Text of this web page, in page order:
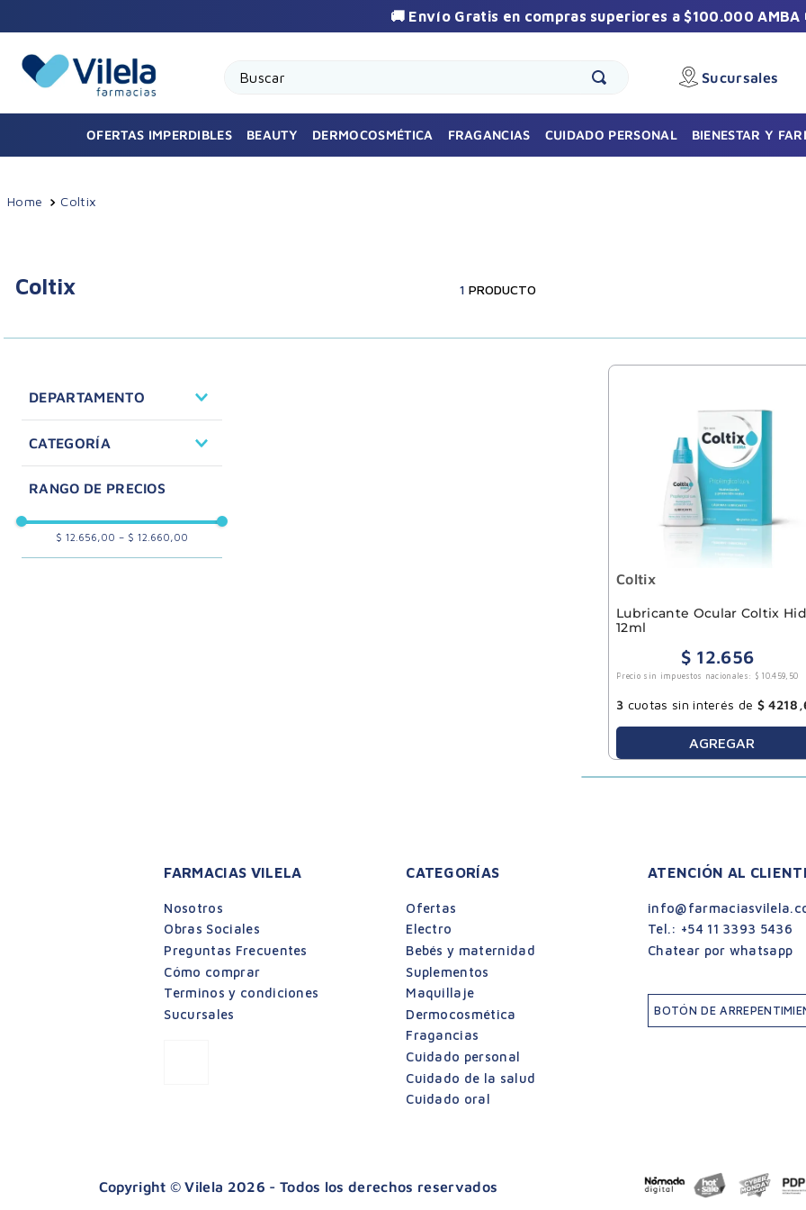
🚚 Envío Gratis en compras superiores a $100.000 AMBA
Sucursales
OFERTAS IMPERDIBLES BEAUTY DERMOCOSMÉTICA FRAGANCIAS CUIDADO PERSONAL BIENESTAR Y
Coltix
Coltix 1PRODUCTO
DEPARTAMENTO
CATEGORÍA
$ 12.656,00 – $ 12.660,00
Coltix
Lubricante Ocular Coltix
12ml
$ 12.656
Precio sin impuestos nacionales: $ 10.459, 50
3 cuotas sin interés de $ 4218 ,
AGREGAR
FARMACIAS VILELA
Nosotros
Obras Sociales
Preguntas Frecuentes
Cómo comprar
Terminos y condiciones
Sucursales
CATEGORÍAS
Ofertas
Electro
Bebés y maternidad
Suplementos
Maquillaje
Dermocosmética
Fragancias
Cuidado personal
Cuidado de la salud
Cuidado oral
ATENCIÓN AL
Tel.: +54 11 3393 5436
Chatear por whatsapp
BOTÓN DE
Copyright © Vilela 2026 - Todos los derechos reservados
🎁 Sumate a la comunidad Vilela
Recibí promos exclusivas y beneficios especiales
durante el año.
Suscribirme